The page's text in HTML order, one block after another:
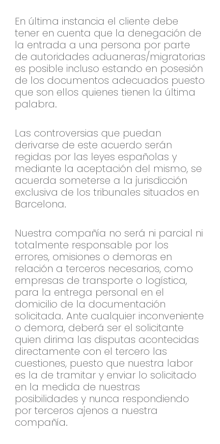
En última instancia el cliente debe
tener en cuenta que la denegación de
la entrada a una persona por parte
de autoridades aduaneras/migratorias
es posible incluso estando en posesión
de los documentos adecuados puesto
que son ellos quienes tienen la última
palabra.
Las controversias que puedan
derivarse de este acuerdo serán
regidas por las leyes españolas y
mediante la aceptación del mismo, se
acuerda someterse a la jurisdicción
exclusiva de los tribunales situados en
Barcelona.
Nuestra compañía no será ni parcial ni
totalmente responsable por los
errores, omisiones o demoras en
relación a terceros necesarios, como
empresas de transporte o logística,
para la entrega personal en el
domicilio de la documentación
solicitada. Ante cualquier inconveniente
o demora, deberá ser el solicitante
quien dirima las disputas acontecidas
directamente con el tercero las
cuestiones, puesto que nuestra labor
es la de tramitar y enviar lo solicitado
en la medida de nuestras
posibilidades y nunca respondiendo
por terceros ajenos a nuestra
compañía.